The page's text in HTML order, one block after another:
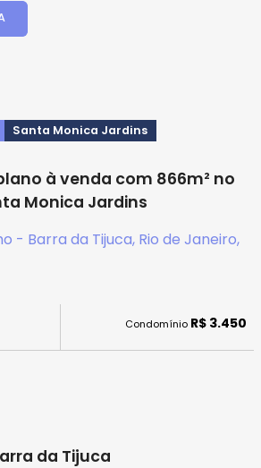
Santa Monica Jardins
à venda com 866m² no
Monica Jardins
- Barra da Tijuca, Rio de Janeiro,
Condomínio R$ 3.450
da Tijuca